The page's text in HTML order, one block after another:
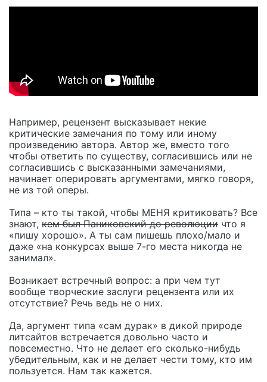
Например, рецензент высказывает некие
критические замечания по тому или иному
произведению автора. Автор же, вместо того
чтобы ответить по существу, согласившись или не
согласившись с высказанными замечаниями,
начинает оперировать аргументами, мягко говоря,
не из той оперы.
Типа – кто ты такой, чтобы МЕНЯ критиковать? Все
знают, кем был Паниковский до революции что я
«пишу хорошо». А ты сам пишешь плохо/мало и
даже «на конкурсах выше 7-го места никогда не
занимал».
Возникает встречный вопрос: а при чем тут
вообще творческие заслуги рецензента или их
отсутствие? Речь ведь не о них.
Да, аргумент типа «сам дурак» в дикой природе
литсайтов встречается довольно часто и
повсеместно. Что не делает его сколько-нибудь
убедительным, как и не делает чести тому, кто им
пользуется. Нам так кажется.